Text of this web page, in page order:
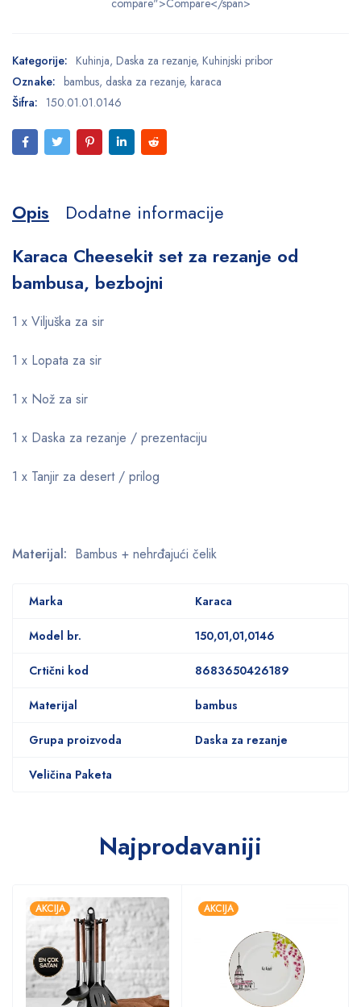
Kategorije: Kuhinja, Daska za rezanje, Kuhinjski pribor
Oznake: bambus, daska za rezanje, karaca
Šifra: 150.01.01.0146
Opis
Dodatne informacije
Karaca Cheesekit set za rezanje od
bambusa, bezbojni
1 x Viljuška za sir
1 x Lopata za sir
1 x Nož za sir
1 x Daska za rezanje / prezentaciju
1 x Tanjir za desert / prilog
Materijal: Bambus + nehrđajući čelik
Marka Karaca
Model br. 150,01,01,0146
Crtični kod 8683650426189
Materijal bambus
Grupa proizvoda Daska za rezanje
Veličina Paketa
Najprodavaniji
AKCIJA AKCIJA